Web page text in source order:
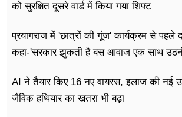
को सुरक्षित दूसरे वार्ड में किया गया शिफ्ट
प्रयागराज में 'छात्रों की गूंज' कार्यक्रम से पहले
कहा-'सरकार झुकती है बस आवाज एक साथ
AI ने तैयार किए 16 नए वायरस, इलाज की नई
जैविक हथियार का खतरा भी बढ़ा